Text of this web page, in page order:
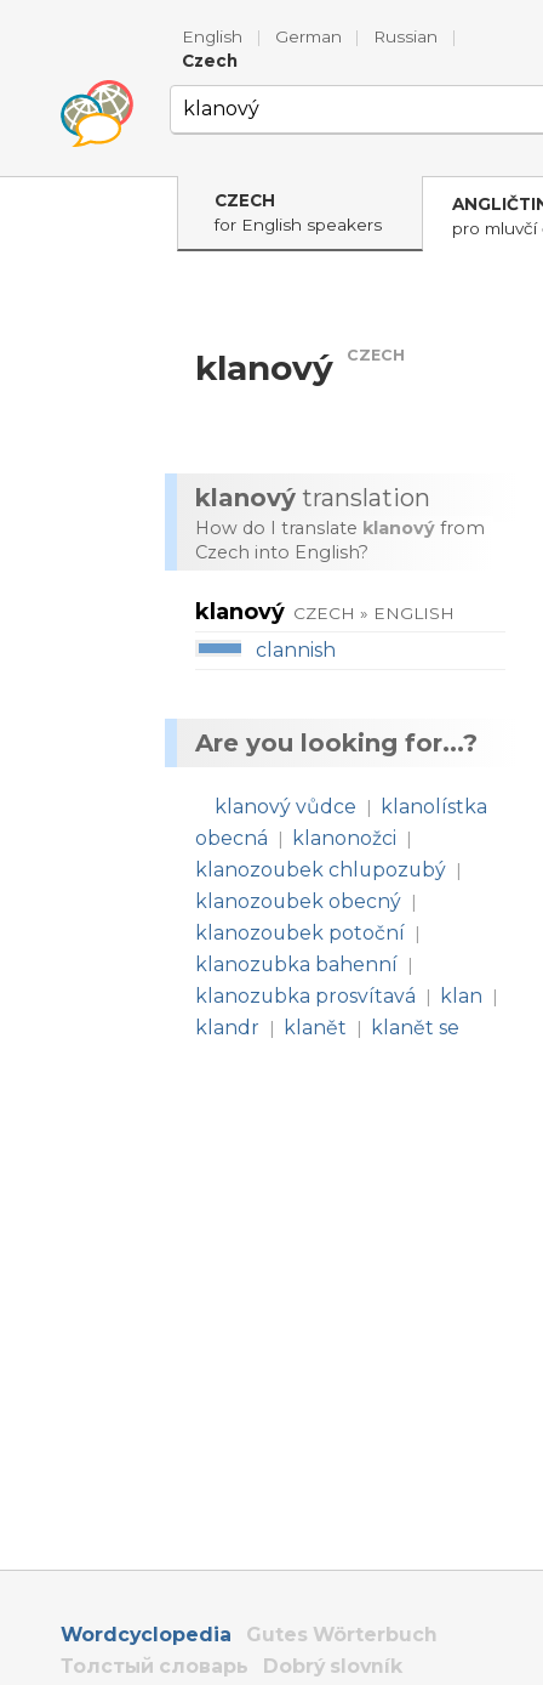
English | German | Russian
|
Czech
CZECH
for English speakers
pro mluvčí
klanový CZECH
klanový translation
How do I translate klanový from
Czech into English?
klanový CZECH » ENGLISH
clannish
Are you looking for...?
klanový vůdce |
klanolístka
obecná
| klanonožci |
klanozoubek chlupozubý |
klanozoubek obecný |
klanozoubek potoční |
klanozubka bahenní |
klanozubka prosvítavá | klan |
klandr | klanět | klanět se
Wordcyclopedia
Gutes Wörterbuch
Толстый словарь
Dobrý slovník